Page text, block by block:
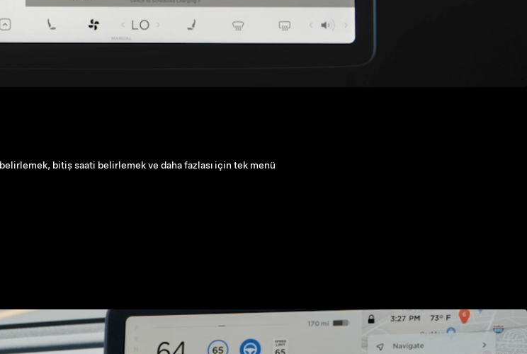
belirlemek, bitiş saati belirlemek ve daha fazlası için tek menü